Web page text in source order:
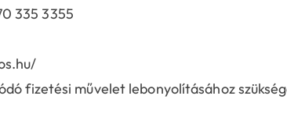
335 3355
fizetési művelet lebonyolításához